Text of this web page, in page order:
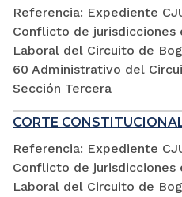
Referencia: Expediente
Conflicto de jurisdicciones
Laboral del Circuito de
60 Administrativo del
Sección Tercera
CORTE
Referencia: Expediente
Conflicto de jurisdicciones
Laboral del Circuito de